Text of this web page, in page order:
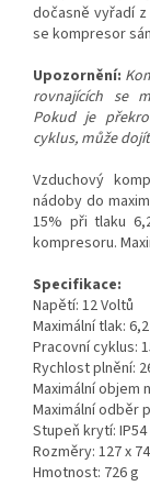
dočasně vyřadí
se kompresor
Upozornění:
rovnajících se
Pokud je
cyklus, může
Vzduchový
nádoby do
15% při tlaku
kompresoru.
Specifikace:
Napětí: 12 Voltů
Maximální tlak:
Pracovní cyklus:
Rychlost plnění:
Maximální objem
Maximální odběr
Stupeň krytí: IP54
Rozměry: 127 x
Hmotnost: 726 g